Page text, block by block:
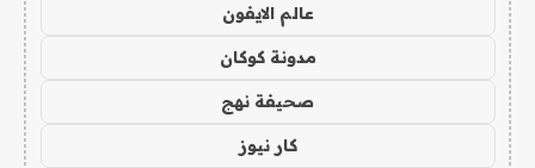
عالم الايفون
مدونة كوكان
صحيفة نهج
كار نيوز